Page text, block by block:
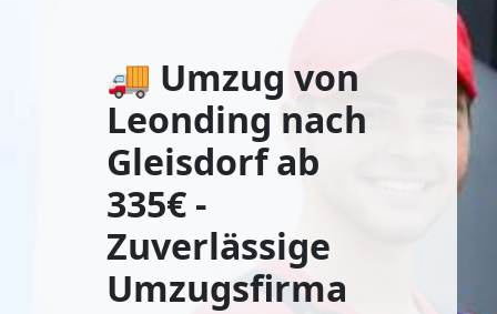
🚚 Umzug von
Leonding nach
Gleisdorf ab
335€ -
Zuverlässige
Umzugsfirma